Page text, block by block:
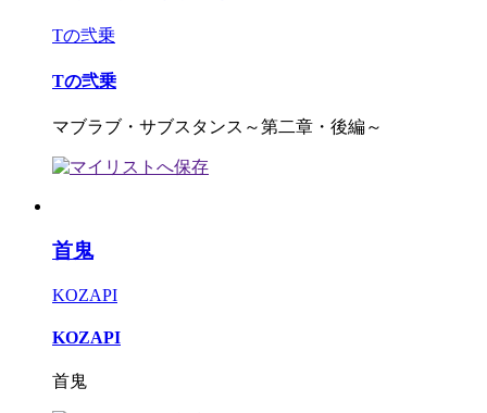
Tの弐乗
Tの弐乗
マブラブ・サブスタンス～第二章・後編～
首鬼
KOZAPI
KOZAPI
首鬼